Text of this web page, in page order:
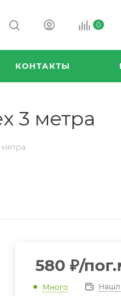
0
КОНТАКТЫ
3 метра
580 ₽/
Много